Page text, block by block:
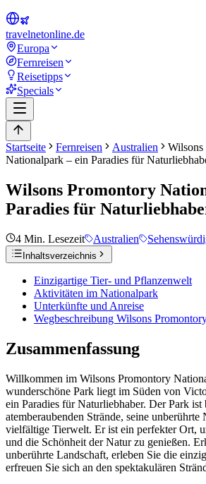
travelnetonline.de
Europa
Fernreisen
Reisetipps
Specials
Startseite Fernreisen Australien
Nationalpark – ein Paradies für
Wilsons Promontory
Paradies für
4 Min. Lesezeit Australien
Inhaltsverzeichnis
Einzigartige Tier- und Pflanzenwelt
Aktivitäten im Nationalpark
Unterkünfte und Anreise
Wegbeschreibung Wilsons
Zusammenfassung
Willkommen im Wilsons Promontory
wunderschöne Park liegt im Süden von
ein Paradies für Naturliebhaber. Der Park ist
atemberaubenden Strände, seine unberührte
vielfältige Tierwelt. Er ist ein perfekter Ort,
und die Schönheit der Natur zu genießen.
unberührte Landschaft, erleben Sie die
erfreuen Sie sich an den spektakulären